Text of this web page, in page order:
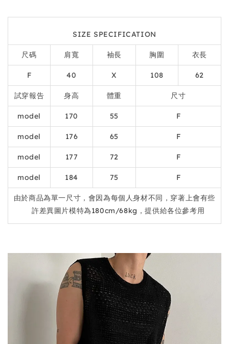
SIZE SPECIFICATION
尺碼 肩寬 袖長 胸圍 衣長
F 40 X 108 62
試穿報告 身高 體重 尺寸
model 170 55 F
model 176 65 F
model 177 72 F
model 184 75 F
由於商品為單一尺寸，會因為每個人身材不同，穿著上會有些
許差異圖片模特為180cm/68kg，提供給各位參考用